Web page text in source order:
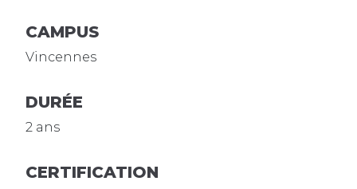
CAMPUS
Vincennes
DURÉE
2 ans
CERTIFICATION